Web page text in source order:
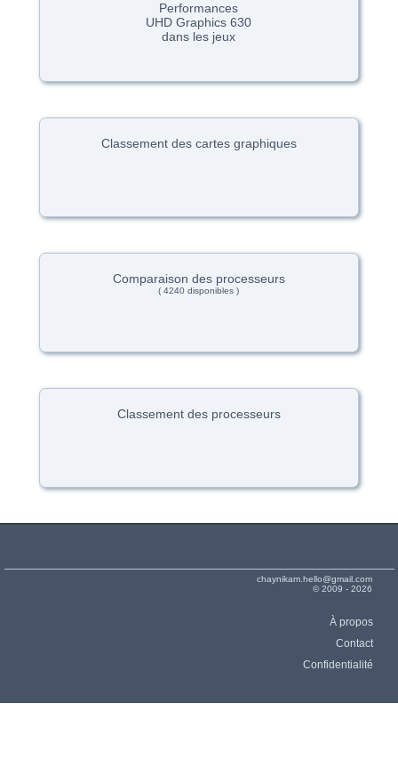
Performances
UHD Graphics 630
dans les jeux
Classement des cartes graphiques
Comparaison des processeurs
( 4240 disponibles )
Classement des processeurs
chaynikam.hello@gmail.com
© 2009 - 2026
À propos
Contact
Confidentialité